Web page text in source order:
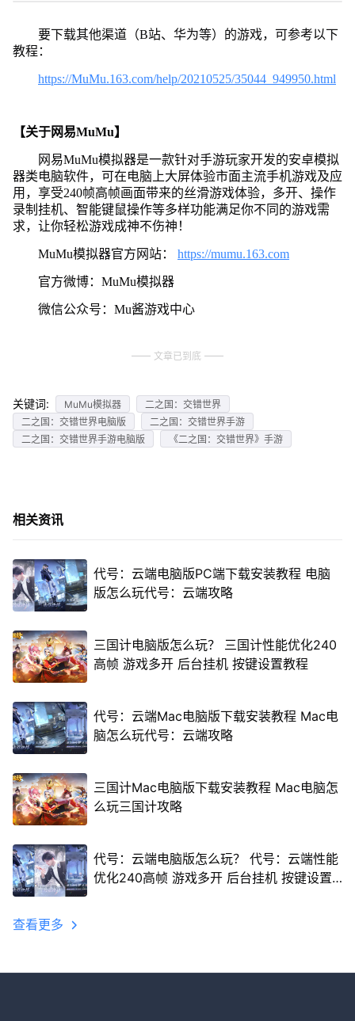
要下载其他渠道（B站、华为等）的游戏，可参考以下
教程：
https://MuMu.163.com/help/20210525/35044_949950.html
【关于网易MuMu】
网易MuMu模拟器是一款针对手游玩家开发的安卓模拟
器类电脑软件，可在电脑上大屏体验市面主流手机游戏及应
用，享受240帧高帧画面带来的丝滑游戏体验，多开、操作
录制挂机、智能键鼠操作等多样功能满足你不同的游戏需
求，让你轻松游戏成神不伤神！
MuMu模拟器官方网站： https://mumu.163.com
官方微博：MuMu模拟器
微信公众号：Mu酱游戏中心
文章已到底
关键词: MuMu模拟器
二之国：交错世界
二之国：交错世界电脑版
二之国：交错世界手游
二之国：交错世界手游电脑版
《二之国：交错世界》手游
相关资讯
代号：云端电脑版PC端下载安装教程 电脑
版怎么玩代号：云端攻略
三国计电脑版怎么玩？ 三国计性能优化240
高帧 游戏多开 后台挂机 按键设置教程
代号：云端Mac电脑版下载安装教程 Mac电
脑怎么玩代号：云端攻略
三国计Mac电脑版下载安装教程 Mac电脑怎
么玩三国计攻略
代号：云端电脑版怎么玩？ 代号：云端性能
优化240高帧 游戏多开 后台挂机 按键设置
查看更多